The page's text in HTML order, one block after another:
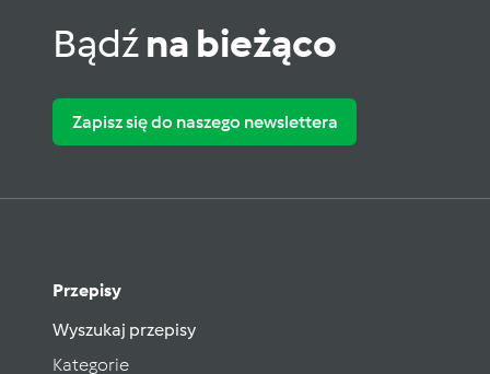
Bądźna bieżąco
Zapisz się do naszego newslettera
Przepisy
Wyszukaj przepisy
Kategorie